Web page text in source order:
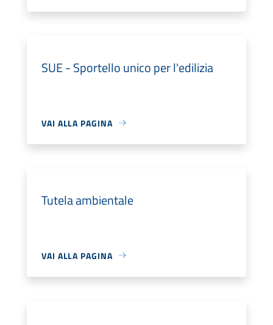
SUE - Sportello unico per l'edilizia
VAI ALLA PAGINA
Tutela ambientale
VAI ALLA PAGINA